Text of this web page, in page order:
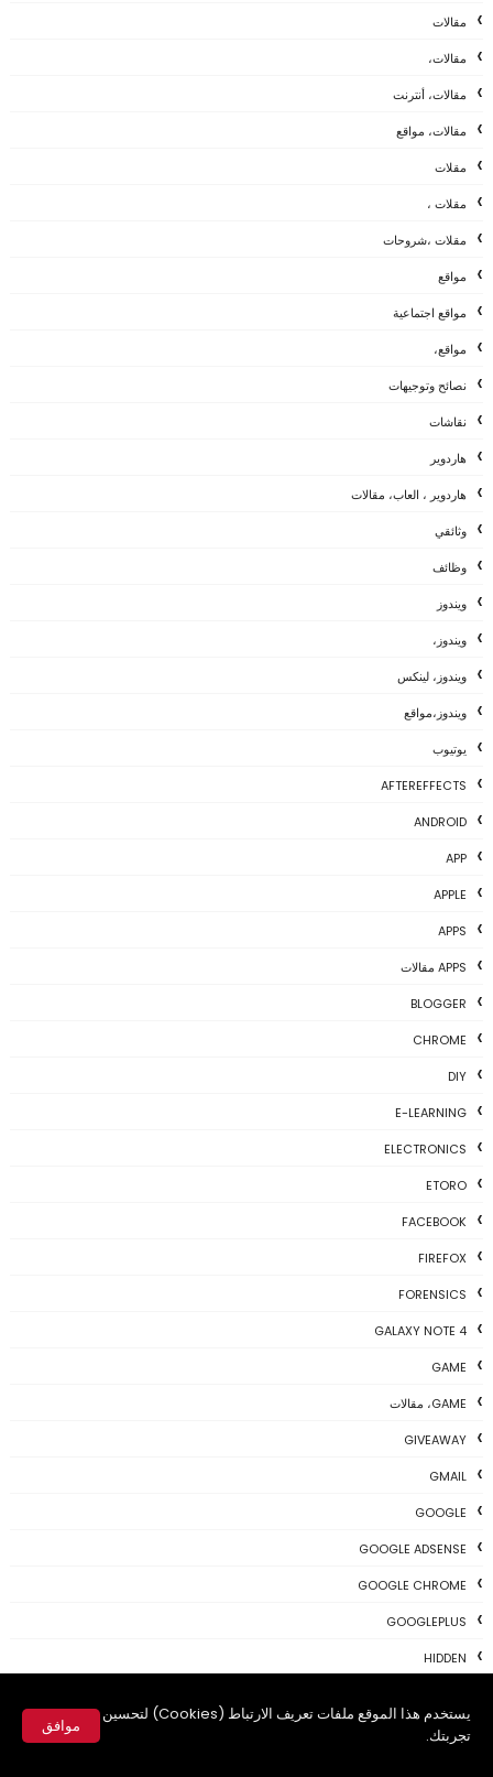
يستخدم هذا الموقع ملفات تعريف الارتباط (Cookies) لتحسين
تجربتك.
موافق
مقالات
مقالات،
مقالات، أنترنت
مقالات، مواقع
مقلات
مقلات ،
مقلات ،شروحات
مواقع
مواقع اجتماعية
مواقع،
نصائح وتوجيهات
نقاشات
هاردوير
هاردوير ، العاب، مقالات
وثائقي
وظائف
ويندوز
ويندوز،
ويندوز، لينكس
ويندوز،مواقع
يوتيوب
AFTEREFFECTS
ANDROID
APP
APPLE
APPS
APPS مقالات
BLOGGER
CHROME
DIY
E-LEARNING
ELECTRONICS
ETORO
FACEBOOK
FIREFOX
FORENSICS
GALAXY NOTE 4
GAME
GAME، مقالات
GIVEAWAY
GMAIL
GOOGLE
GOOGLE ADSENSE
GOOGLE CHROME
GOOGLEPLUS
HIDDEN
IPHONE